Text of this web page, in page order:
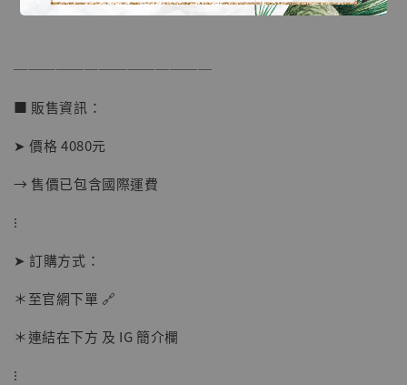
【店內現貨】海賊王 系列蒐藏雕像 布魯克達
摩 [7STARS Studio]
NT$ 1,500
──────────────
■ 販售資訊：
➤ 價格 4080元
→ 售價已包含國際運費
⁝
➤ 訂購方式：
＊至官網下單 🔗
＊連結在下方 及 IG 簡介欄
⁝